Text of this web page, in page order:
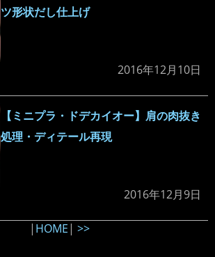
ツ形状だし仕上げ
2016年12月10日
【ミニプラ・ドデカイオー】肩の肉抜き
処理・ディテール再現
2016年12月9日
| HOME| >>